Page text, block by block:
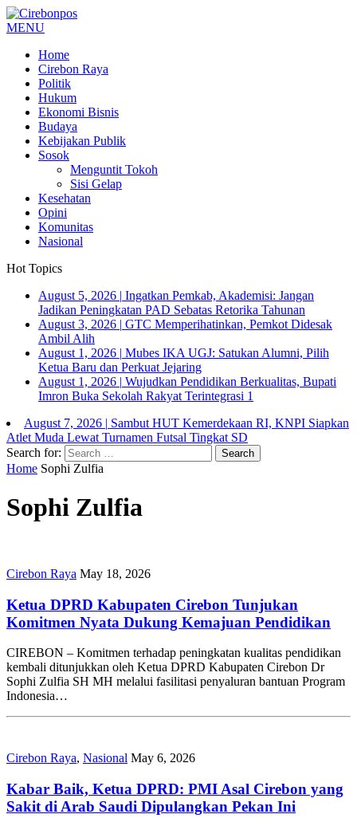
MENU
Home
Cirebon Raya
Politik
Hukum
Ekonomi Bisnis
Budaya
Kebijakan Publik
Sosok
Menguntit Tokoh
Sisi Gelap
Kesehatan
Opini
Komunitas
Nasional
Hot Topics
August 5, 2026 | Ingatkan Pemkab, Akademisi: Jangan
Jadikan Peningkatan PAD Sebatas Retorika Tahunan
August 3, 2026 | GTC Memperihatinkan, Pemkot Didesak
Ambil Alih
August 1, 2026 | Mubes IKA UGJ: Satukan Alumni, Pilih
Ketua Baru dan Perkuat Jejaring
August 1, 2026 | Wujudkan Pendidikan Berkualitas, Bupati
Imron Buka Sekolah Rakyat Terintegrasi 1
August 7, 2026 | Sambut HUT Kemerdekaan RI, KNPI Siapkan
Atlet Muda Lewat Turnamen Futsal Tingkat SD
Search for:
Home Sophi Zulfia
Sophi Zulfia
Cirebon Raya May 18, 2026
Ketua DPRD Kabupaten Cirebon Tunjukan
Komitmen Nyata Dukung Kemajuan Pendidikan
CIREBON – Komitmen terhadap peningkatan kualitas pendidikan
kembali ditunjukkan oleh Ketua DPRD Kabupaten Cirebon Dr
Sophi Zulfia SH MH melalui fasilitasi penyaluran bantuan Program
Indonesia…
Cirebon Raya, Nasional May 6, 2026
Kabar Baik, Ketua DPRD: PMI Asal Cirebon yang
Sakit di Arab Saudi Dipulangkan Pekan Ini